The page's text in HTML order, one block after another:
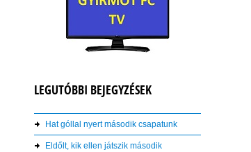
LEGUTÓBBI BEJEGYZÉSEK
Hat góllal nyert második csapatunk
Eldőlt, kik ellen játszik második